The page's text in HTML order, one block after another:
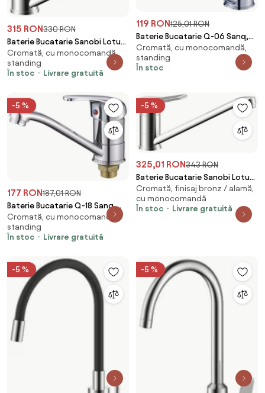
315 RON 330 RON
Baterie Bucatarie Sanobi Lotus,
pipa medie, Argintiu, cartus
ceramic D 35 mm
Cromată, cu monocomandă,
standing
În stoc
Livrare gratuită
119 RON125,01 RON
Baterie Bucatarie Q-06 Sanq,
pipa medie, Argintiu, cartus cu
discuri ceramice D 40 mm
Cromată, cu monocomandă,
standing
În stoc
-5 %
177 RON187,01 RON
Baterie Bucatarie Q-18 Sanq,
pipa medie, Argintiu, cartus cu
discuri ceramice D 40 mm
Cromată, cu monocomandă,
standing
În stoc
Livrare gratuită
-5 %
325,01 RON343 RON
Baterie Bucatarie Sanobi Lotus,
pipa lunga, Argintiu, cartus
ceramic D 35 mm
Cromată, finisaj bronz / alamă,
cu monocomandă
În stoc
Livrare gratuită
-5 % -5 %